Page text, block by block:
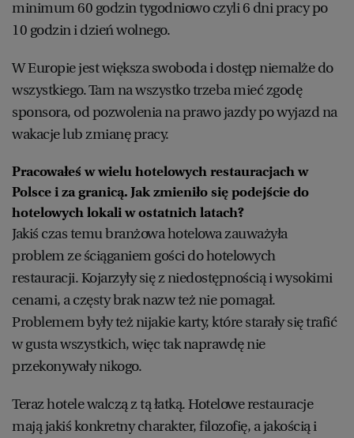
minimum 60 godzin tygodniowo czyli 6 dni pracy po
10 godzin i dzień wolnego.
W Europie jest większa swoboda i dostęp niemalże do
wszystkiego. Tam na wszystko trzeba mieć zgodę
sponsora, od pozwolenia na prawo jazdy po wyjazd na
wakacje lub zmianę pracy.
Pracowałeś w wielu hotelowych restauracjach w
Polsce i za granicą. Jak zmieniło się podejście do
hotelowych lokali w ostatnich latach?
Jakiś czas temu branżowa hotelowa zauważyła
problem ze ściąganiem gości do hotelowych
restauracji. Kojarzyły się z niedostępnością i wysokimi
cenami, a częsty brak nazw też nie pomagał.
Problemem były też nijakie karty, które starały się trafić
w gusta wszystkich, więc tak naprawdę nie
przekonywały nikogo.
Teraz hotele walczą z tą łatką. Hotelowe restauracje
mają jakiś konkretny charakter, filozofię, a jakością i